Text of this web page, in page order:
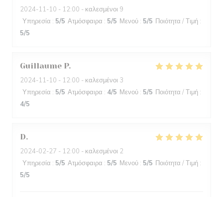
2024-11-10 - 12:00 - καλεσμένοι 9
Υπηρεσία : 5/5 Ατμόσφαιρα : 5/5 Μενού : 5/5 Ποιότητα / Τιμή :
5/5
Guillaume P
2024-11-10 - 12:00 - καλεσμένοι 3
Υπηρεσία : 5/5 Ατμόσφαιρα : 4/5 Μενού : 5/5 Ποιότητα / Τιμή :
4/5
D
2024-02-27 - 12:00 - καλεσμένοι 2
Υπηρεσία : 5/5 Ατμόσφαιρα : 5/5 Μενού : 5/5 Ποιότητα / Τιμή :
5/5